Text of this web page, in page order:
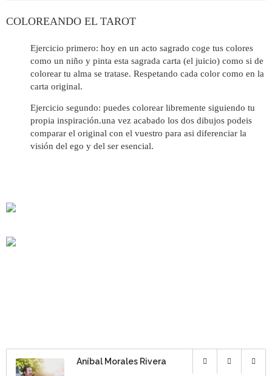
COLOREANDO EL TAROT
Ejercicio primero: hoy en un acto sagrado coge tus colores
como un niño y pinta esta sagrada carta (el juicio) como si de
colorear tu alma se tratase. Respetando cada color como en la
carta original.
Ejercicio segundo: puedes colorear libremente siguiendo tu
propia inspiración.una vez acabado los dos dibujos podeis
comparar el original con el vuestro para asi diferenciar la
visión del ego y del ser esencial.
Aníbal Morales Rivera